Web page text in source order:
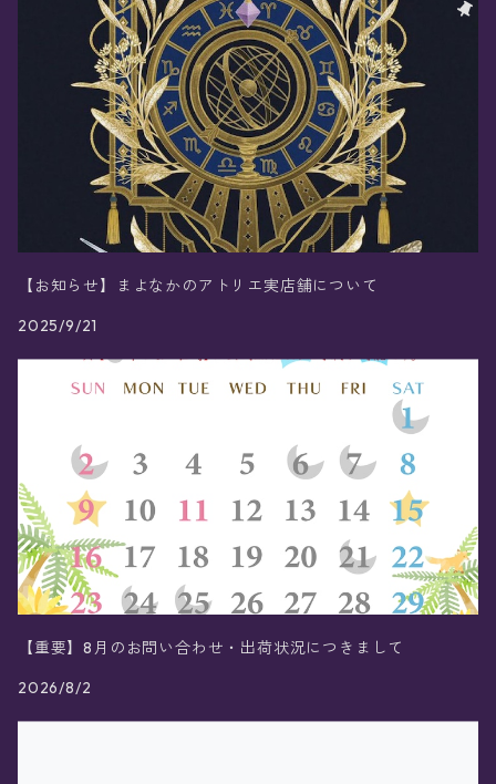
【お知らせ】まよなかのアトリエ実店舗について
2025/9/21
【重要】8月のお問い合わせ・出荷状況につきまして
2026/8/2